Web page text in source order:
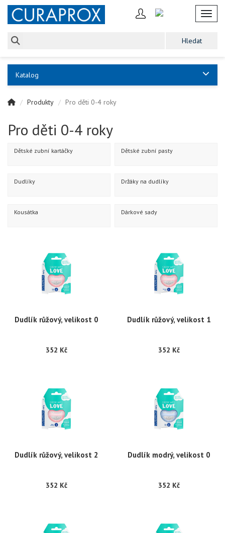
Katalog
Produkty Pro děti 0-4 roky
Pro děti 0-4 roky
Dětské zubní kartáčky Dětské zubní pasty
Dudlíky Držáky na dudlíky
Kousátka Dárkové sady
Dudlík růžový, velikost 0
352 Kč
Dudlík růžový, velikost 1
352 Kč
Dudlík růžový, velikost 2
352 Kč
Dudlík modrý, velikost 0
352 Kč